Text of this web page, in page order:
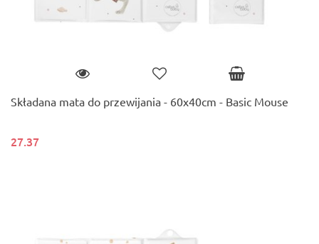
Składana mata do przewijania - 60x40cm - Basic Mouse
27.37